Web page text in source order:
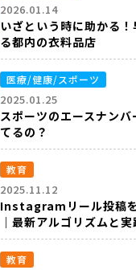
2026.01.14
いざという時に助かる
る都内の衣料品店
医療/健康/スポーツ
2025.01.25
スポーツのエースナンバ
てるの？
教育
2025.11.12
Instagramリール投稿
｜最新アルゴリズムと
教育